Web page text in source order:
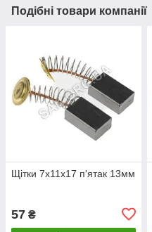
Подібні товари компанії
Щітки 7х11х17 п'ятак 13мм
57 ₴